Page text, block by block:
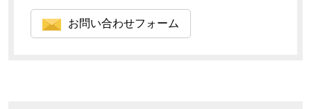
お問い合わせフォーム